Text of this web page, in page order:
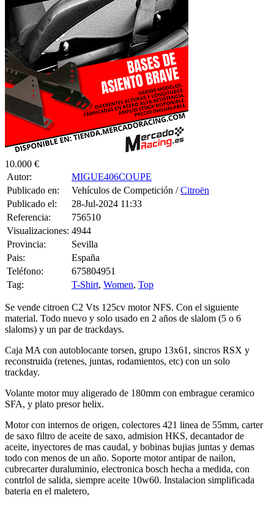
10.000 €
Autor:
Publicado en:
Vehículos de Competición /
Publicado el:
28-Jul-2024 11:33
Referencia:
756510
Visualizaciones:
4944
Provincia:
Sevilla
Pais:
España
Teléfono:
675804951
Tag:
T-Shirt,Women
Se vende citroen C2 Vts 125cv motor NFS. Con el siguiente
material. Todo nuevo y solo usado en 2 años de slalom (5 o 6
slaloms) y un par de trackdays.
Caja MA con autoblocante torsen, grupo 13x61, sincros RSX y
reconstruida (retenes, juntas, rodamientos, etc) con un solo
trackday.
Volante motor muy aligerado de 180mm con embrague ceramico
SFA, y plato presor helix.
Motor con internos de origen, colectores 421 linea de 55mm, carter
de saxo filtro de aceite de saxo, admision HKS, decantador de
aceite, inyectores de mas caudal, y bobinas bujias juntas y demas
todo con menos de un año. Soporte motor antipar de nailon,
cubrecarter duraluminio, electronica bosch hecha a medida, con
contrlol de salida, siempre aceite 10w60. Instalacion simplificada
bateria en el maletero,
Timoneria del cambio tipo satchsift con uniboll y varillas.